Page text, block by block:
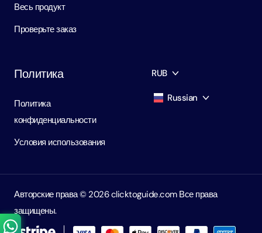
Весь продукт
Проверьте заказ
Политика
Политика
конфиденциальности
Условия использования
RUB
Russian
Авторские права ©️ 2026 clicktoguide.com Все права
защищены.